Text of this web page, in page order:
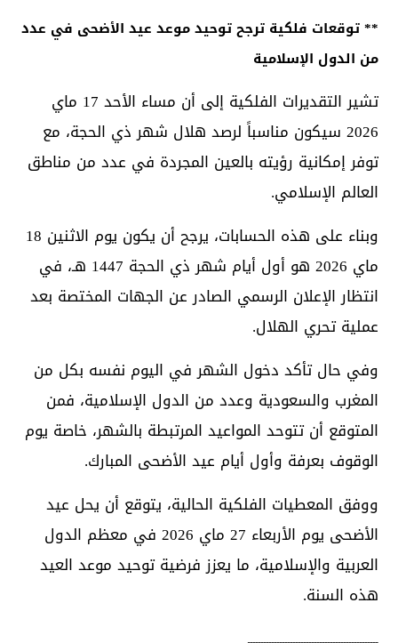
** توقعات فلكية ترجح توحيد موعد عيد الأضحى في عدد
من الدول الإسلامية
تشير التقديرات الفلكية إلى أن مساء الأحد 17 ماي
2026 سيكون مناسباً لرصد هلال شهر ذي الحجة، مع
توفر إمكانية رؤيته بالعين المجردة في عدد من مناطق
العالم الإسلامي.
وبناء على هذه الحسابات، يرجح أن يكون يوم الاثنين 18
ماي 2026 هو أول أيام شهر ذي الحجة 1447 هـ، في
انتظار الإعلان الرسمي الصادر عن الجهات المختصة بعد
عملية تحري الهلال.
وفي حال تأكد دخول الشهر في اليوم نفسه بكل من
المغرب والسعودية وعدد من الدول الإسلامية، فمن
المتوقع أن تتوحد المواعيد المرتبطة بالشهر، خاصة يوم
الوقوف بعرفة وأول أيام عيد الأضحى المبارك.
ووفق المعطيات الفلكية الحالية، يتوقع أن يحل عيد
الأضحى يوم الأربعاء 27 ماي 2026 في معظم الدول
العربية والإسلامية، ما يعزز فرضية توحيد موعد العيد
هذه السنة.